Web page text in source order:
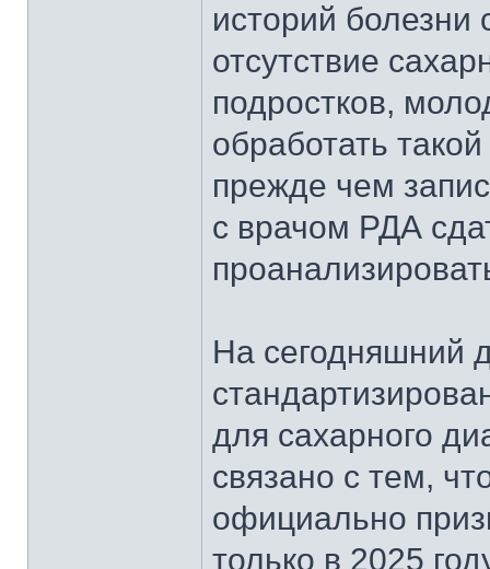
историй болезни
отсутствие
подростков,
обработать
прежде чем
с врачом РДА
На сегодняшний
для сахарного
связано с тем,
официально
только в 2025